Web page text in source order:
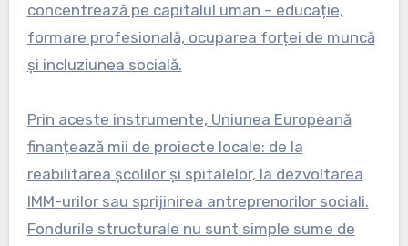
concentrează pe capitalul uman – educație,
formare profesională, ocuparea forței de muncă
și incluziunea socială.
Prin aceste instrumente, Uniunea Europeană
finanțează mii de proiecte locale: de la
reabilitarea școlilor și spitalelor, la dezvoltarea
IMM-urilor sau sprijinirea antreprenorilor sociali.
Fondurile structurale nu sunt simple sume de